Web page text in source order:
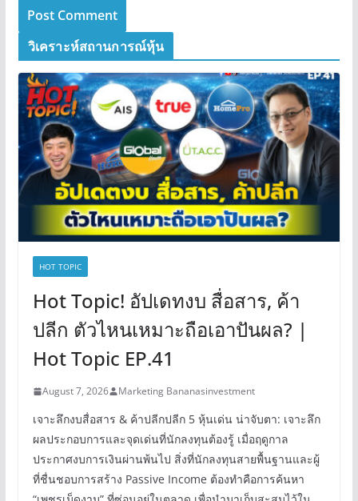
วิเคราะห์สถานการณ์หุ้น
HOT TOPIC
Hot Topic! อัปเดทงบ สื่อสาร, ค้า
ปลีก ตัวไหนเหมาะถือเอาปันผล? |
Hot Topic EP.41
August 7, 2026 Marketing Bananasinvestment
เจาะลึกงบสื่อสาร & ค้าปลีกปลีก 5 หุ้นเด่น น่าจับตา: เจาะลึก
ผลประกอบการและจุดเด่นที่นักลงทุนต้องรู้ เมื่อฤดูกาล
ประกาศงบการเงินผ่านพ้นไป สิ่งที่นักลงทุนสายพื้นฐานและผู้
ที่ชื่นชอบการสร้าง Passive Income ต้องทำคือการค้นหา